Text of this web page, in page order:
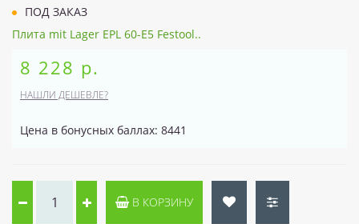
ПОД ЗАКАЗ
Плита mit Lager EPL 60-E5 Festool..
8 228 р.
НАШЛИ ДЕШЕВЛЕ?
Цена в бонусных баллах: 8441
В КОРЗИНУ